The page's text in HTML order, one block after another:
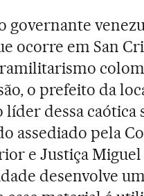
governante
ocorre em San
o prefeito da
líder dessa caótica
assediado pela
e Justiça Miguel
desenvolve